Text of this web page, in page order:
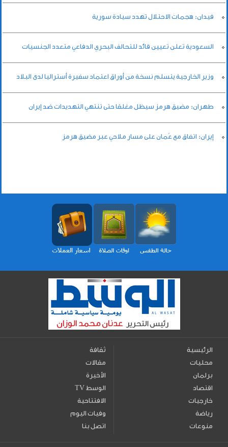
فيدان: هجمات الاحتلال تهدد سيادة سورية
السعودية تعلن تعيين قائد للتحالف البحري الدفاعي متعدد الجنسيات
وزير الخارجية يتسلم نسخة من أوراق اعتماد سفيرة أستراليا لدى البلاد
طهران: مضيق هرمز سيظل مغلقا حتى تنتهي التهديدات ضد إيران
إيران: اتفاق مع عُمان على مسار ملاحي عبر مضيق هرمز
الرئيسية
محليات
برلمان
اقتصاد
خارجيات
رياضة
منوعات
ثقافة
مقالات
الأخيرة
TV الوسط
الافتتاحية
وفيات اليوم
اتصل بنا